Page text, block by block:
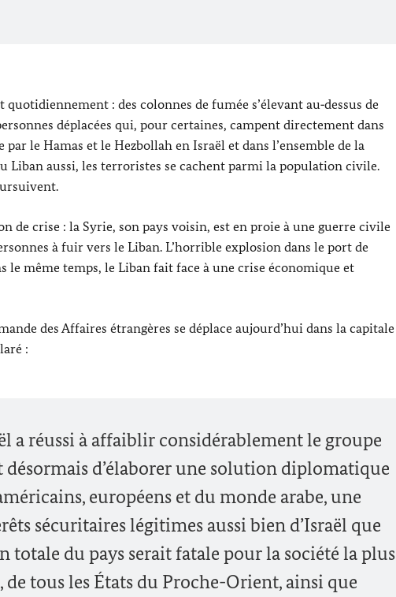
: des colonnes de fumée s’élevant au‑dessus de
déplacées qui, pour certaines, campent directement dans
le Hamas et le Hezbollah en Israël et dans l’ensemble de la
Liban aussi, les terroristes se cachent parmi la population civile.
de crise : la Syrie, son pays voisin, est en proie à une guerre civile
à fuir vers le Liban. L’horrible explosion dans le port de
le même temps, le Liban fait face à une crise économique et
des Affaires étrangères se déplace aujourd’hui dans la capitale
:
a réussi à affaiblir considérablement le groupe
d’élaborer une solution diplomatique
européens et du monde arabe, une
sécuritaires légitimes aussi bien d’Israël que
totale du pays serait fatale pour la société la plus
tous les États du Proche-Orient, ainsi que